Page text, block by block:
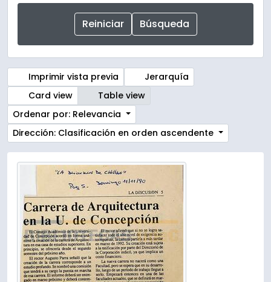
Imprimir vista previa
Jerarquía
Card view
Table view
Ordenar por: Relevancia
Dirección: Clasificación en orden ascendente